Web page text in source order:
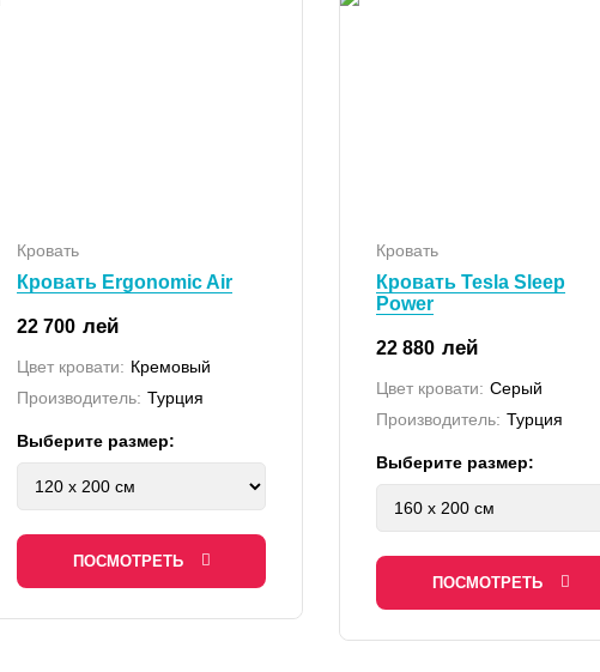
Кровать
Кровать Ergonomic Air
22 700 лей
Цвет кровати: Кремовый
Производитель: Турция
Выберите размер:
ПОСМОТРЕТЬ
Кровать
Кровать Tesla Sleep
Power
22 880 лей
Цвет кровати: Серый
Производитель: Турция
Выберите размер:
ПОСМОТРЕТЬ